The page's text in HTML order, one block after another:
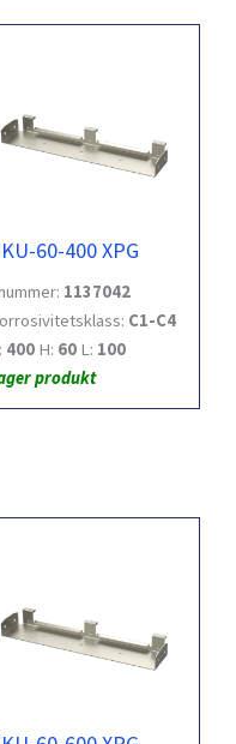
60-400 XPG
1137042
C1-C4
400 H: 60 L: 100
produkt